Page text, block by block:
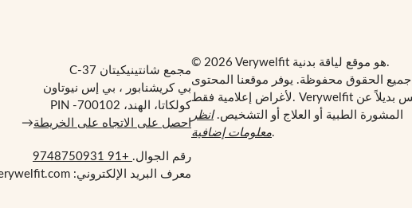
مجمع شانتينيكيتان C-37
بي كريشنابور ، بي إس نيوتاون
كولكاتا، الهند، PIN -700102
احصل على الاتجاه على الخريطة→
رقم الجوال. +91 9748750931
معرف البريد الإلكتروني: support@verywelfit.com
© 2026 Verywelfit هو موقع لياقة بدنية.
جميع الحقوق محفوظة. يوفر موقعنا المحتوى
لأغراض إعلامية فقط. Verywelfit ليس بديلاً عن
المشورة الطبية أو العلاج أو التشخيص.انظر
معلومات إضافية.